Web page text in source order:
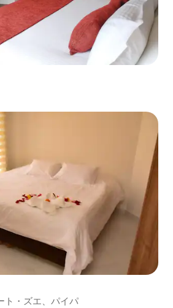
ト・ズエ、パイパ